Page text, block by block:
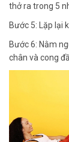
thở ra trong 5
Bước 5: Lặp lại
Bước 6: Nằm
chân và cong